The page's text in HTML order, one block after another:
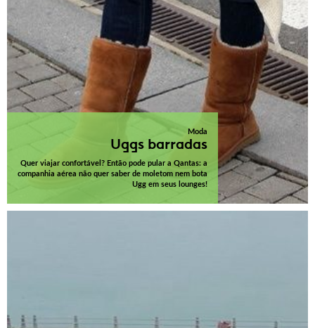
Moda
Uggs barradas
Quer viajar confortável? Então pode pular a Qantas: a
companhia aérea não quer saber de moletom nem bota
Ugg em seus lounges!